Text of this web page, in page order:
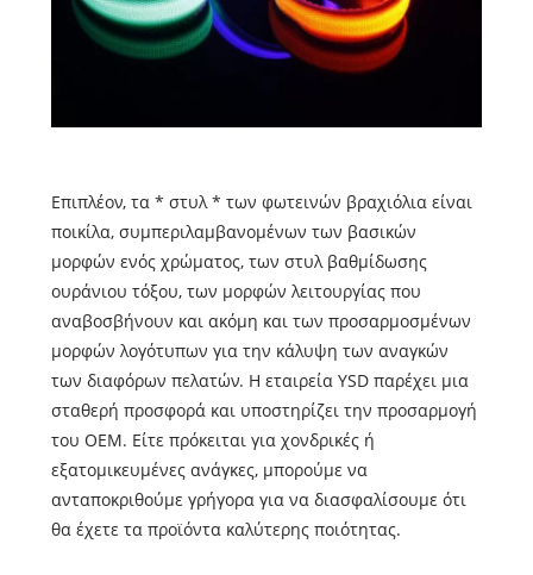
Επιπλέον, τα * στυλ * των φωτεινών βραχιόλια είναι
ποικίλα, συμπεριλαμβανομένων των βασικών
μορφών ενός χρώματος, των στυλ βαθμίδωσης
ουράνιου τόξου, των μορφών λειτουργίας που
αναβοσβήνουν και ακόμη και των προσαρμοσμένων
μορφών λογότυπων για την κάλυψη των αναγκών
των διαφόρων πελατών. Η εταιρεία YSD παρέχει μια
σταθερή προσφορά και υποστηρίζει την προσαρμογή
του OEM. Είτε πρόκειται για χονδρικές ή
εξατομικευμένες ανάγκες, μπορούμε να
ανταποκριθούμε γρήγορα για να διασφαλίσουμε ότι
θα έχετε τα προϊόντα καλύτερης ποιότητας.